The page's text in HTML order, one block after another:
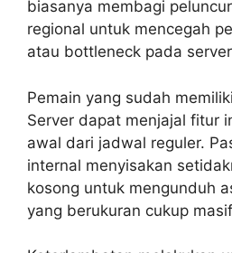
biasanya membagi
regional untuk mencegah
atau bottleneck pada
Pemain yang sudah
Server dapat menjajal fitur
awal dari jadwal reguler.
internal menyisakan
kosong untuk mengunduh
yang berukuran cukup